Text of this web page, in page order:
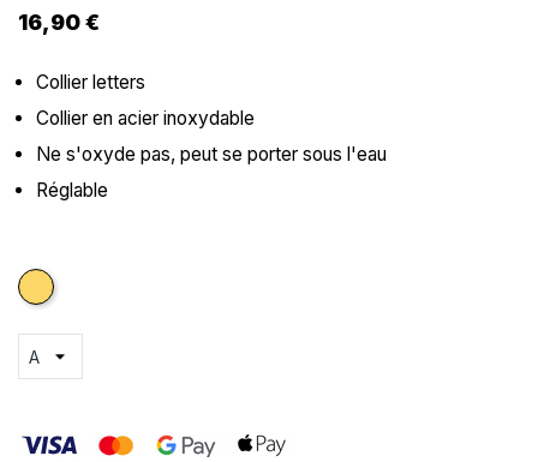
16,90 €
Collier letters
Collier en acier inoxydable
Ne s'oxyde pas, peut se porter sous l'eau
Réglable
Doré